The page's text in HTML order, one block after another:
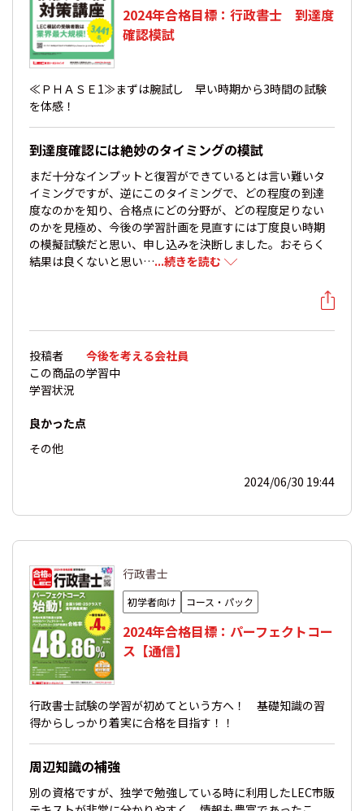
2024年合格目標：行政書士 到達度
確認模試
≪ＰＨＡＳＥ1≫まずは腕試し 早い時期から3時間の試験
を体感！
到達度確認には絶妙のタイミングの模試
まだ十分なインプットと復習ができているとは言い難いタ
イミングですが、逆にこのタイミングで、どの程度の到達
度なのかを知り、合格点にどの分野が、どの程度足りない
のかを見極め、今後の学習計画を見直すには丁度良い時期
の模擬試験だと思い、申し込みを決断しました。おそらく
結果は良くないと思い…...続きを読む
投稿者
今後を考える会社員
この商品の
学習状況
学習中
良かった点
その他
2024/06/30 19:44
行政書士
初学者向け コース・パック
2024年合格目標：パーフェクトコー
ス【通信】
行政書士試験の学習が初めてという方へ！ 基礎知識の習
得からしっかり着実に合格を目指す！！
周辺知識の補強
別の資格ですが、独学で勉強している時に利用したLEC市販